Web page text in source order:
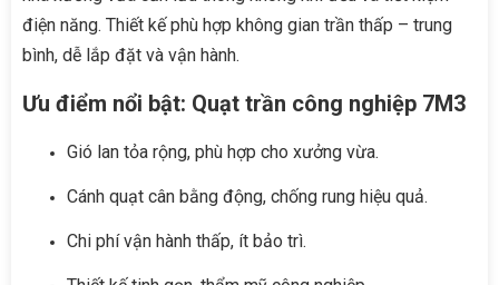
điện năng. Thiết kế phù hợp không gian trần thấp – trung
bình, dễ lắp đặt và vận hành.
Ưu điểm nổi bật: Quạt trần công nghiệp 7M3
Gió lan tỏa rộng, phù hợp cho xưởng vừa.
Cánh quạt cân bằng động, chống rung hiệu quả.
Chi phí vận hành thấp, ít bảo trì.